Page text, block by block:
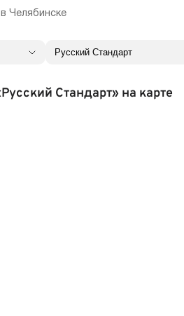
Челябинске
Стандарт» на карте